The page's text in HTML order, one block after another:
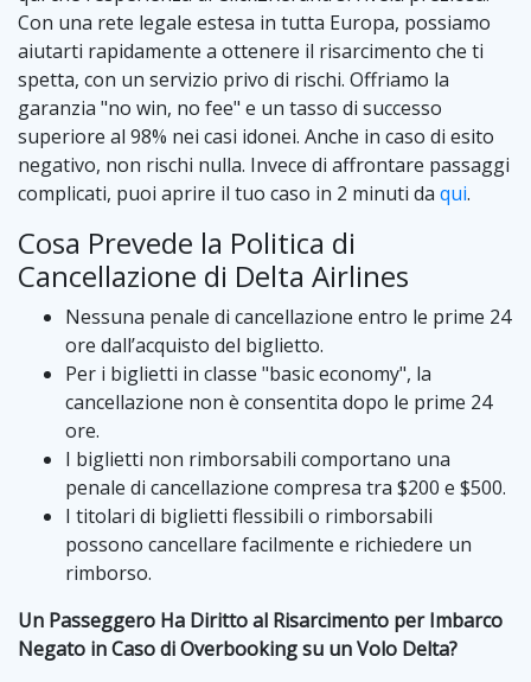
Con una rete legale estesa in tutta Europa, possiamo
aiutarti rapidamente a ottenere il risarcimento che ti
spetta, con un servizio privo di rischi. Offriamo la
garanzia "no win, no fee" e un tasso di successo
superiore al 98% nei casi idonei. Anche in caso di esito
negativo, non rischi nulla. Invece di affrontare passaggi
complicati, puoi aprire il tuo caso in 2 minuti da qui.
Cosa Prevede la Politica di
Cancellazione di Delta Airlines
Nessuna penale di cancellazione entro le prime 24
ore dall’acquisto del biglietto.
Per i biglietti in classe "basic economy", la
cancellazione non è consentita dopo le prime 24
ore.
I biglietti non rimborsabili comportano una
penale di cancellazione compresa tra $200 e $500.
I titolari di biglietti flessibili o rimborsabili
possono cancellare facilmente e richiedere un
rimborso.
Un Passeggero Ha Diritto al Risarcimento per Imbarco
Negato in Caso di Overbooking su un Volo Delta?